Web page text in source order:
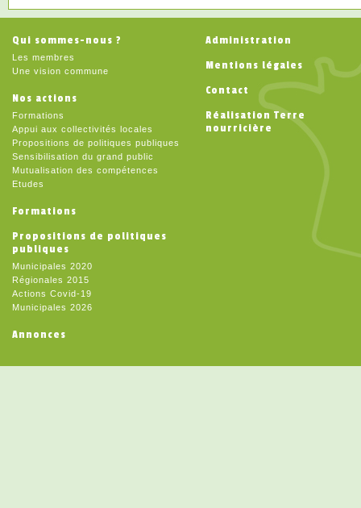
Qui sommes-nous ?
Les membres
Une vision commune
Nos actions
Formations
Appui aux collectivités locales
Propositions de politiques publiques
Sensibilisation du grand public
Mutualisation des compétences
Etudes
Formations
Propositions de politiques
publiques
Municipales 2020
Régionales 2015
Actions Covid-19
Municipales 2026
Annonces
Administration
Mentions légales
Contact
Réalisation Terre
nourricière